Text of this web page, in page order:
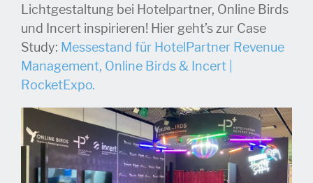
Lichtgestaltung bei Hotelpartner, Online Birds
und Incert inspirieren! Hier geht’s zur Case
Study: Messestand für HotelPartner Revenue
Management, Online Birds & Incert |
RocketExpo.